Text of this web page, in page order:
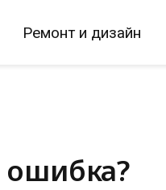
Ремонт и дизайн
ошибка?